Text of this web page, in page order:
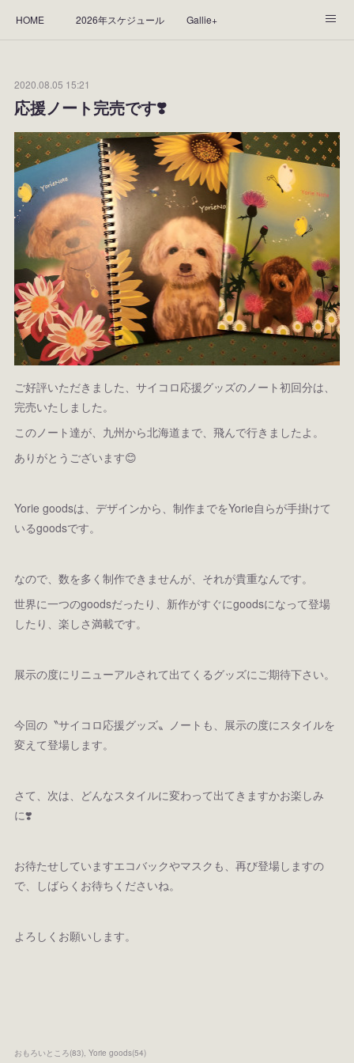
HOME 2026年スケジュール Gallie+
WORKS CGArt作品って？
“Kasane Style Art”って？ Yorie's Tapestry Yorie's Goods
ショップ 作品のレンタルについて 2025年足跡
2024年 の足跡 2023*足跡 2022年の足あと
2021あしあと 2020年あしあと 2019年足あと
2018年あしあと
2020.08.05 15:21
応援ノート完売です❣️
ご好評いただきました、サイコロ応援グッズのノート初回分は、
完売いたしました。
このノート達が、九州から北海道まで、飛んで行きましたよ。
ありがとうございます😊
Yorie goodsは、デザインから、制作までをYorie自らが手掛けて
いるgoodsです。
なので、数を多く制作できませんが、それが貴重なんです。
世界に一つのgoodsだったり、新作がすぐにgoodsになって登場
したり、楽しさ満載です。
展示の度にリニューアルされて出てくるグッズにご期待下さい。
今回の〝サイコロ応援グッズ〟ノートも、展示の度にスタイルを
変えて登場します。
さて、次は、どんなスタイルに変わって出てきますかお楽しみ
に❣️
お待たせしていますエコバックやマスクも、再び登場しますの
で、しばらくお待ちくださいね。
よろしくお願いします。
おもろいところ(83) Yorie goods(54)